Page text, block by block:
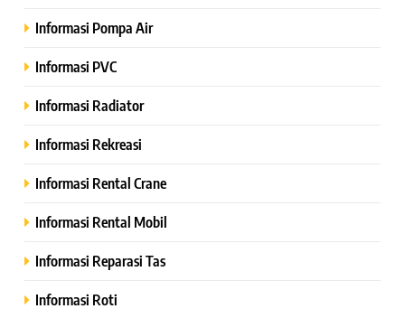
Informasi Pompa Air
Informasi PVC
Informasi Radiator
Informasi Rekreasi
Informasi Rental Crane
Informasi Rental Mobil
Informasi Reparasi Tas
Informasi Roti